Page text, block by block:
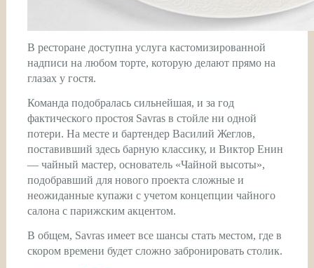
В ресторане доступна услуга кастомизированной
надписи на любом торте, которую делают прямо на
глазах у гостя.
Команда подобралась сильнейшая, и за год
фактического простоя Savras в стойле ни одной
потери. На месте и бартендер Василий Жеглов,
поставивший здесь барную классику, и Виктор Енин
— чайный мастер, основатель «Чайной высоты»,
подобравший для нового проекта сложные и
неожиданные купажи с учетом концепции чайного
салона с парижским акцентом.
В общем, Savras имеет все шансы стать местом, где в
скором времени будет сложно забронировать столик.